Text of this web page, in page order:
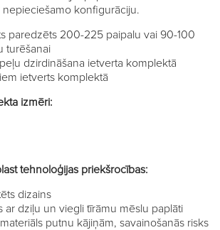
konfigurāciju.
paredzēts 200-225 paipalu vai 90-100
turēšanai
dzirdināšana ietverta komplektā
ietverts komplektā
izmēri:
tehnoloģijas priekšrocības:
dizains
ar dziļu un viegli tīrāmu mēslu paplāti
putnu kājiņām, savainošanās risks